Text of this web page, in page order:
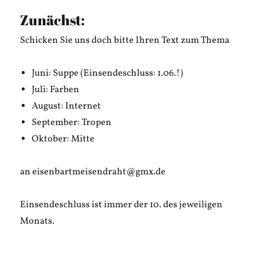
Zunächst:
Schicken Sie uns doch bitte Ihren Text zum Thema
Juni: Suppe (Einsendeschluss: 1.06.!)
Juli: Farben
August: Internet
September: Tropen
Oktober: Mitte
an eisenbartmeisendraht@gmx.de
Einsendeschluss ist immer der 10. des jeweiligen
Monats.